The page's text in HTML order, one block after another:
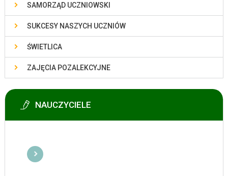
SAMORZĄD UCZNIOWSKI
SUKCESY NASZYCH UCZNIÓW
ŚWIETLICA
ZAJĘCIA POZALEKCYJNE
NAUCZYCIELE